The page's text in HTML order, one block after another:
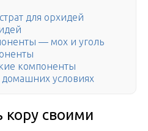
для орхидей
— мох и уголь
компоненты
условиях
кору своими